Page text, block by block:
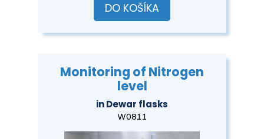
DO KOŠÍKA
Monitoring of Nitrogen
level
in Dewar flasks
W0811